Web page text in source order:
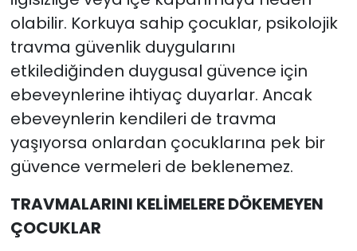
olabilir. Korkuya sahip çocuklar, psikolojik
travma güvenlik duygularını
etkilediğinden duygusal güvence için
ebeveynlerine ihtiyaç duyarlar. Ancak
ebeveynlerin kendileri de travma
yaşıyorsa onlardan çocuklarına pek bir
güvence vermeleri de beklenemez.
TRAVMALARINI KELİMELERE DÖKEMEYEN
ÇOCUKLAR